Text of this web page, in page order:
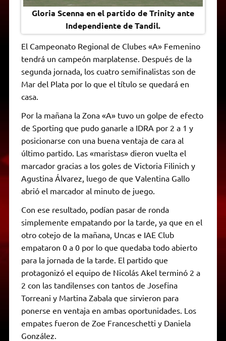
Gloria Scenna en el partido de Trinity ante
Independiente de Tandil.
El Campeonato Regional de Clubes «A» Femenino
tendrá un campeón marplatense. Después de la
segunda jornada, los cuatro semifinalistas son de
Mar del Plata por lo que el título se quedará en
casa.
Por la mañana la Zona «A» tuvo un golpe de efecto
de Sporting que pudo ganarle a IDRA por 2 a 1 y
posicionarse con una buena ventaja de cara al
último partido. Las «maristas» dieron vuelta el
marcador gracias a los goles de Victoria Filinich y
Agustina Álvarez, luego de que Valentina Gallo
abrió el marcador al minuto de juego.
Con ese resultado, podían pasar de ronda
simplemente empatando por la tarde, ya que en el
otro cotejo de la mañana, Uncas e IAE Club
empataron 0 a 0 por lo que quedaba todo abierto
para la jornada de la tarde. El partido que
protagonizó el equipo de Nicolás Akel terminó 2 a
2 con las tandilenses con tantos de Josefina
Torreani y Martina Zabala que sirvieron para
ponerse en ventaja en ambas oportunidades. Los
empates fueron de Zoe Franceschetti y Daniela
González.